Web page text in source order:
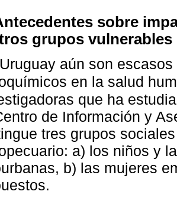
sobre
grupos vulnerables
aún son
en la salud
que ha
de Información y
tres grupos
a) los niños y
b) las mujeres